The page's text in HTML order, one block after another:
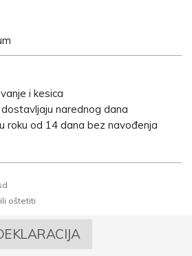
i kesica
narednog dana
roku od 14 dana bez navođenja
oštetiti